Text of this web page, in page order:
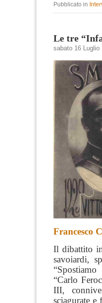
Pubblicato in
Le tre
sabato 16 Luglio
Francesco
Il dibattito
savoiardi,
“Carlo
III,
sciagurate e